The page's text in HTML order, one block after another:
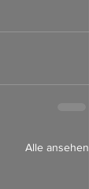
Alle ansehen